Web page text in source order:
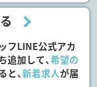
フLINE公式アカ
追加して、希望の
と、新着求人が届